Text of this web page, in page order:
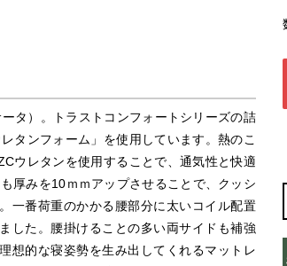
タ）。トラストコンフォートシリーズの詰
タンフォーム」を使用しています。熱のこ
ウレタンを使用することで、通気性と快適
厚みを10ｍｍアップさせることで、クッシ
一番荷重のかかる腰部分に太いコイル配置
した。腰掛けることの多い両サイドも補強
想的な寝姿勢を生み出してくれるマットレ